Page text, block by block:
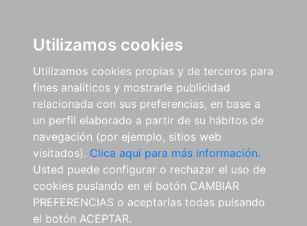
Utilizamos cookies
Utilizamos cookies propias y de terceros para
fines analíticos y mostrarle publicidad
relacionada con sus preferencias, en base a
un perfil elaborado a partir de su hábitos de
navegación (por ejemplo, sitios web
visitados). Clica aquí para más información.
Usted puede configurar o rechazar el uso de
cookies puslando en el botón CAMBIAR
PREFERENCIAS o aceptarlas todas pulsando
el botón ACEPTAR.